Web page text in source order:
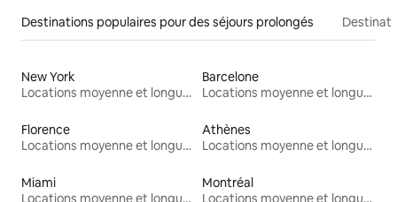
Destinations populaires pour des séjours prolongés
New York
Locations moyenne et longue durée
Barcelone
Locations moyenne et longue durée
Florence
Locations moyenne et longue durée
Athènes
Locations moyenne et longue durée
Miami
Locations moyenne et longue durée
Montréal
Locations moyenne et longue durée